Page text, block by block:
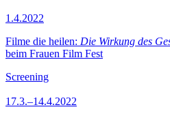
1.4.2022
Filme die heilen: Die Wirkung des
beim Frauen Film Fest
Screening
17.3.–14.4.2022